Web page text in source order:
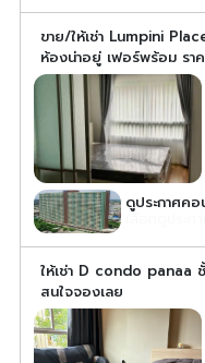
ขาย/ให้เช่า Lumpini
ห้องน่าอยู่ เฟอร์พร้อม ราค
ดูประกาศค
ให้เช่า D condo panaa
สนใจจองเลย